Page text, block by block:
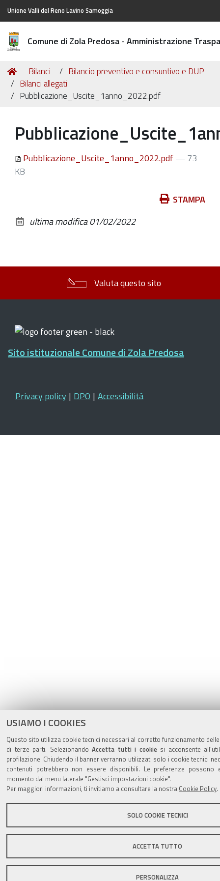
USIAMO I COOKIES
Questo sito utilizza cookie tecnici necessari al corretto funzionamento
di terze parti. SelezionandoAccetta tutti i cookiesi acconsente
profilazione. Chiudendo il banner verranno utilizzati solo i cookie tecnici
contenuti potrebbero non essere disponibili. Le preferenze possono
momento dal menu laterale "Gestisci impostazioni cookie".
Per maggiori informazioni, ti invitiamo a consultare la nostra Cookie Policy.
SOLO COOKIE TECNICI
ACCETTA TUTTO
PERSONALIZZA
Unione Valli del Reno Lavino Samoggia
Comune di Zola Predosa - Amministrazione
Tu
sei
qui:
Home
Bilanci
Bilancio preventivo e consuntivo e DUP
Bilanci allegati
Pubblicazione_Uscite_1anno_2022.pdf
Pubblicazione_Uscite_1anno_2022.pdf— 73
KB
documento
STAMPA
ultima modifica01/02/2022
Valuta questo sito
Sito istituzionale Comune di Zola Predosa
Privacy policy | DPO | Accessibilità